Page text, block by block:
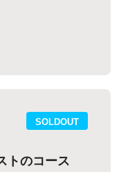
SOLDOUT
トのコース